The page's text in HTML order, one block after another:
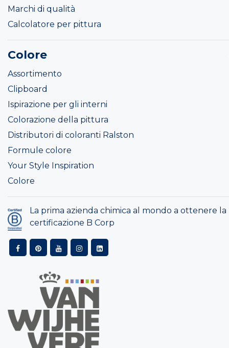
Marchi di qualità
Calcolatore per pittura
Colore
Assortimento
Clipboard
Ispirazione per gli interni
Colorazione della pittura
Distributori di coloranti Ralston
Formule colore
Your Style Inspiration
Colore
La prima azienda chimica al mondo a ottenere la
certificazione B Corp